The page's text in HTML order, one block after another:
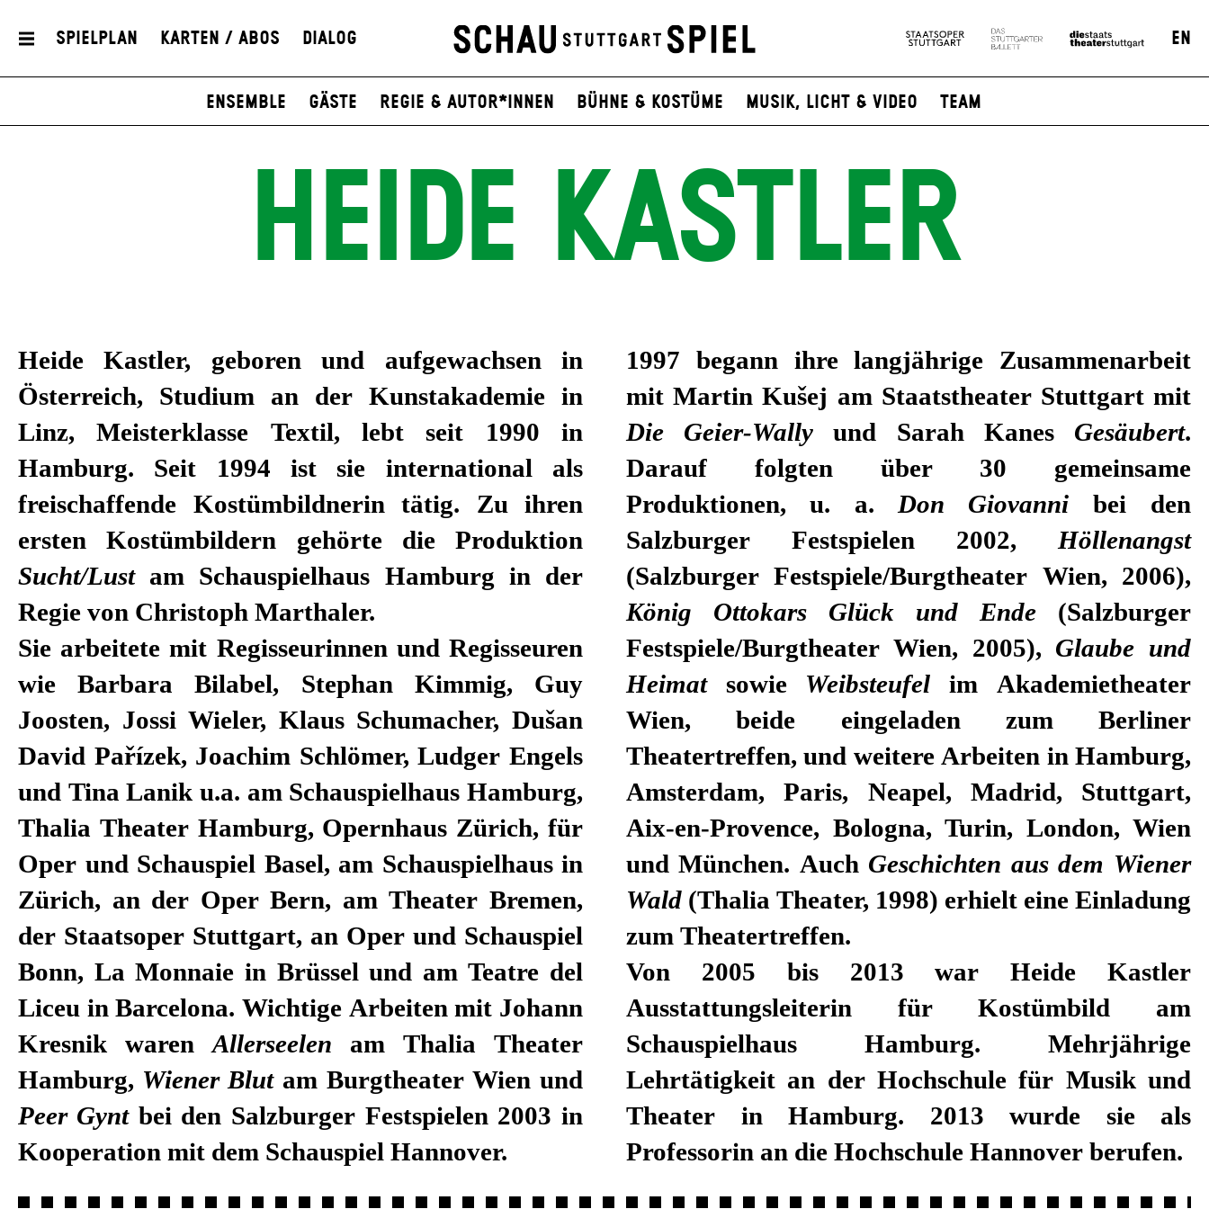
Spielplan Karten / Abos Dialog EN
Ensemble Gäste Regie & Autor*innen Bühne & Kostüme Musik, Licht & Video Team
HEIDE KASTLER
Heide Kastler, geboren und aufgewachsen in
Österreich, Studium an der Kunstakademie in
Linz, Meisterklasse Textil, lebt seit 1990 in
Hamburg. Seit 1994 ist sie international als
freischaffende Kostümbildnerin tätig. Zu ihren
ersten Kostümbildern gehörte die Produktion
Sucht/Lustam Schauspielhaus Hamburg in der
Regie von Christoph Marthaler.
Sie arbeitete mit Regisseurinnen und Regisseuren
wie Barbara Bilabel, Stephan Kimmig, Guy
Joosten, Jossi Wieler, Klaus Schumacher, Dušan
David Pařízek, Joachim Schlömer, Ludger Engels
und Tina Lanik u.a. am Schauspielhaus Hamburg,
Thalia Theater Hamburg, Opernhaus Zürich, für
Oper und Schauspiel Basel, am Schauspielhaus in
Zürich, an der Oper Bern, am Theater Bremen,
der Staatsoper Stuttgart, an Oper und Schauspiel
Bonn, La Monnaie in Brüssel und am Teatre del
Liceu in Barcelona. Wichtige Arbeiten mit Johann
Kresnik warenAllerseelen am Thalia Theater
Hamburg, Wiener Blutam Burgtheater Wien und
Peer Gyntbei den Salzburger Festspielen 2003 in
Kooperation mit dem Schauspiel Hannover.
1997 begann ihre langjährige Zusammenarbeit
mit Martin Kušej am Staatstheater Stuttgart mit
Die Geier-Wally und Sarah Kanes Gesäubert.
Darauf folgten über 30 gemeinsame
Produktionen, u. a. Don Giovanni bei den
Salzburger Festspielen 2002, Höllenangst
(Salzburger Festspiele/Burgtheater Wien, 2006),
König Ottokars Glück und Ende (Salzburger
Festspiele/Burgtheater Wien, 2005), Glaube und
Heimatsowie Weibsteufel im Akademietheater
Wien, beide eingeladen zum Berliner
Theatertreffen, und weitere Arbeiten in Hamburg,
Amsterdam, Paris, Neapel, Madrid, Stuttgart,
Aix-en-Provence, Bologna, Turin, London, Wien
und München. Auch Geschichten aus dem Wiener
Wald (Thalia Theater, 1998) erhielt eine Einladung
zum Theatertreffen.
Von 2005 bis 2013 war Heide Kastler
Ausstattungsleiterin für Kostümbild am
Schauspielhaus Hamburg. Mehrjährige
Lehrtätigkeit an der Hochschule für Musik und
Theater in Hamburg. 2013 wurde sie als
Professorin an die Hochschule Hannover berufen.